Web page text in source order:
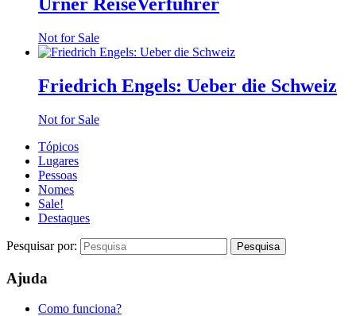
Not for Sale
Friedrich Engels: Ueber die Schweiz
Not for Sale
Tópicos
Lugares
Pessoas
Nomes
Sale!
Destaques
Pesquisar por:
Ajuda
Como funciona?